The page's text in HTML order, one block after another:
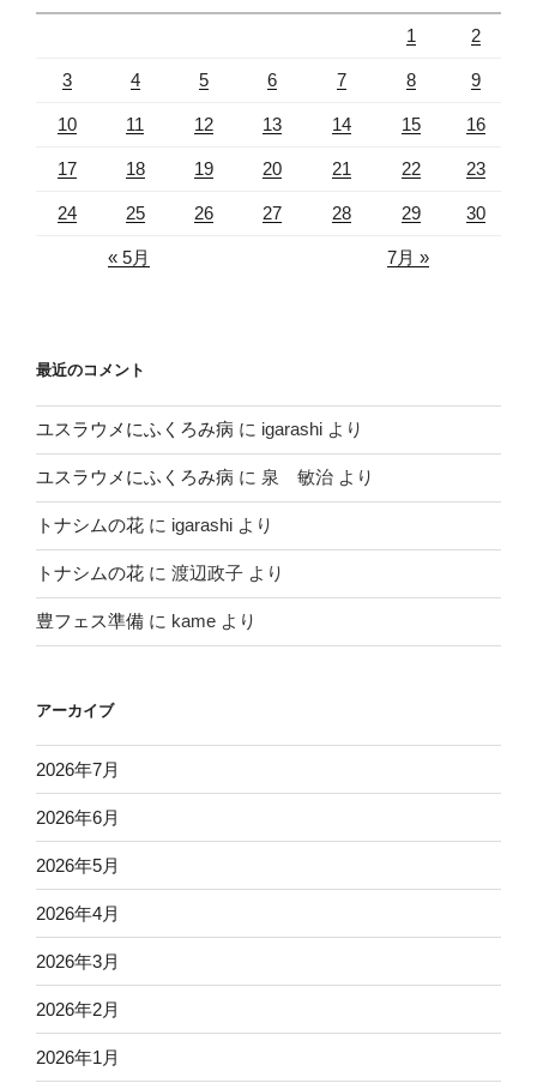
1 2
3 4 5 6 7 8 9
10 11 12 13 14 15 16
17 18 19 20 21 22 23
24 25 26 27 28 29 30
« 5月 7月 »
最近のコメント
ユスラウメにふくろみ病 に igarashi より
ユスラウメにふくろみ病 に 泉 敏治 より
トナシムの花 に igarashi より
トナシムの花 に 渡辺政子 より
豊フェス準備 に kame より
アーカイブ
2026年7月
2026年6月
2026年5月
2026年4月
2026年3月
2026年2月
2026年1月